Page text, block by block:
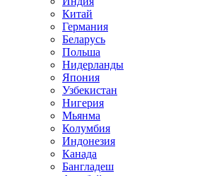
Китай
Германия
Беларусь
Польша
Нидерланды
Япония
Узбекистан
Нигерия
Мьянма
Колумбия
Индонезия
Канада
Бангладеш